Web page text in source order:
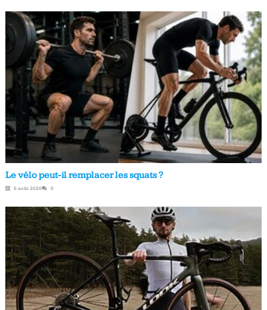
Le vélo peut-il remplacer les squats ?
6 août 2026 0